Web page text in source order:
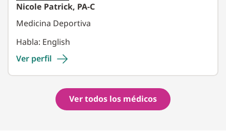
Nicole Patrick, PA-C
Medicina Deportiva
Habla: English
Ver perfil
Ver todos los médicos